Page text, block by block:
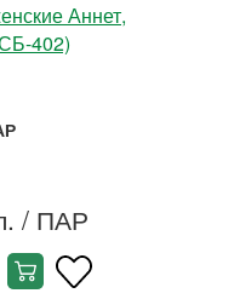
Аннет,
402)
/ ПАР